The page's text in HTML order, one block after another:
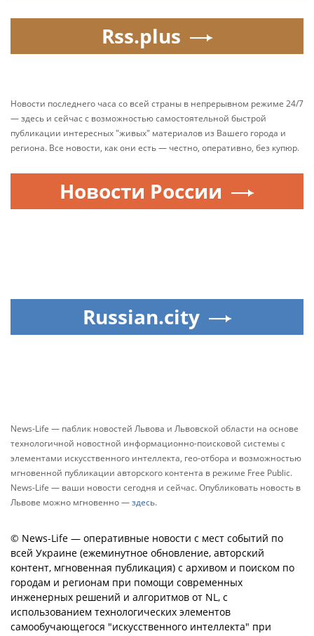
Rss.plus
Новости последнего часа со всей страны в непрерывном режиме 24/7
— здесь и сейчас с возможностью самостоятельной быстрой
публикации интересных "живых" материалов из Вашего города и
региона. Все новости, как они есть — честно, оперативно, без купюр.
Новости России
Russian.city
News-Life — паблик новостей Львова и Львовской области на основе
технологичной новостной информационно-поисковой системы с
элементами искусственного интеллекта, гео-отбора и возможностью
мгновенной публикации авторского контента в режиме Free Public.
News-Life — ваши новости сегодня и сейчас. Опубликовать новость в
Львове можно мгновенно —здесь.
© News-Life — оперативные новости с мест событий по
всей Украине (ежеминутное обновление, авторский
контент, мгновенная публикация) с архивом и поиском по
городам и регионам при помощи современных
инженерных решений и алгоритмов от NL, с
использованием технологических элементов
самообучающегося "искусственного интеллекта" при